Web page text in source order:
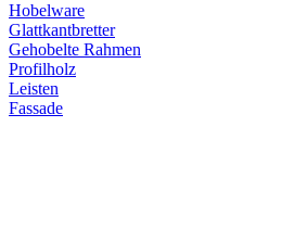
Hobelware
Glattkantbretter
Gehobelte Rahmen
Profilholz
Leisten
Fassade